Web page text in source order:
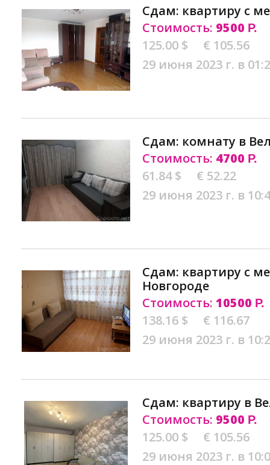
Сдам: квартиру с
Стоимость: 9500 Р.
125.00 $
€ 105.56
29 июня 2023 г. в
Сдам: комнату в
Стоимость: 4700 Р.
61.84 $
€ 52.22
29 июня 2023 г. в
Сдам: квартиру с
Новгороде
Стоимость: 10500 Р.
138.16 $
€ 116.67
29 июня 2023 г. в
Сдам: квартиру в
Стоимость: 9500 Р.
125.00 $
€ 105.56
29 июня 2023 г. в